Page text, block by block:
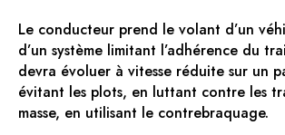
Le conducteur prend le volant d’un
d’un système limitant l’adhérence du
devra évoluer à vitesse réduite sur un
évitant les plots, en luttant contre les
masse, en utilisant le contrebraquage.